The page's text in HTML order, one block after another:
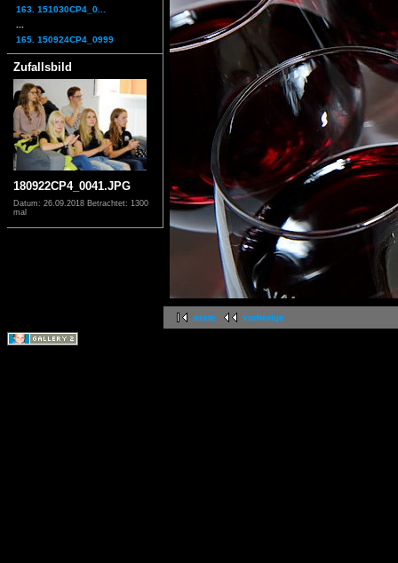
163. 151030CP4_0...
165. 150924CP4_0999
Zufallsbild
180922CP4_0041.JPG
Datum: 26.09.2018 Betrachtet: 1300
mal
erste vorherige